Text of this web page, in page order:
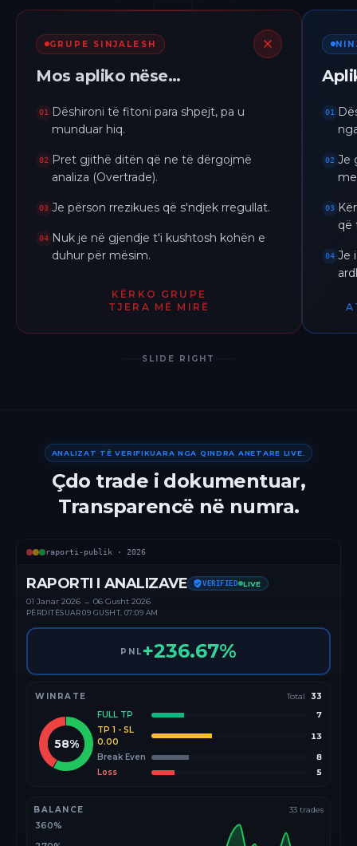
GRUPE SINJALESH
Mos apliko nëse…
01
Dëshironi të fitoni para shpejt, pa u
munduar hiq.
02
Pret gjithë ditën që ne të dërgojmë
analiza (Overtrade).
03 Je përson rrezikues që s'ndjek rregullat.
04 Nuk je në gjendje t'i kushtosh kohën e
duhur për mësim.
KËRKO GRUPE
TJERA MË MIRË
01
02 Je
03
që
04 Je
SLIDE RIGHT
ANALIZAT TË VERIFIKUARA NGA QINDRA ANETARE LIVE.
Çdo trade i dokumentuar,
Transparencë në numra.
raporti-publik · 2026
RAPORTI I ANALIZAVE VERIFIED LIVE
01 Janar 2026 → 06 Gusht 2026
PËRDITËSUAR09 GUSHT, 07:09 AM
PNL +236.67%
WINRATE Total 33
58%
FULL TP
7
TP 1 - SL
0.00
13
Break Even
8
Loss
5
BALANCE 33 trades
360%